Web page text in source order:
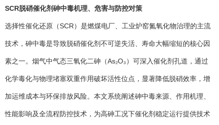
SCR脱硝催化剂砷中毒机理、危害与防控对策
选择性催化还原（SCR）是燃煤电厂、工业炉窑氮氧化物治理的主流
技术，砷中毒是导致脱硝催化剂不可逆失活、寿命大幅缩短的核心因
素之一。烟气中气态三氧化二砷（As₂O₃）可深入催化剂孔道，通过
化学毒化与物理堵塞双重作用破坏活性位点，显著降低脱硝效率，增
加运维成本与环保排放风险。本文系统阐述砷中毒来源、作用机理、
性能影响及全流程防控技术，为高砷工况下催化剂稳定运行提供技术